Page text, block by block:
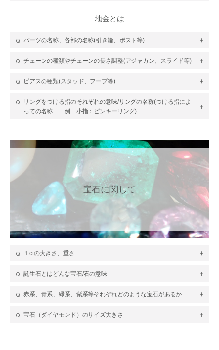
地金とは
パーツの名称、各部の名称(引き輪、ポスト等)
チェーンの種類やチェーンの長さ調整(アジャカン、スライド等)
ピアスの種類(スタッド、フープ等)
リングをつける指のそれぞれの意味/リングの名称(つける指によ
っての名称 例 小指：ピンキーリング)
宝石に関して
１ctの大きさ、重さ
誕生石とはどんな宝石/石の意味
赤系、青系、緑系、紫系等それぞれどのような宝石があるか
宝石（ダイヤモンド）のサイズ大きさ